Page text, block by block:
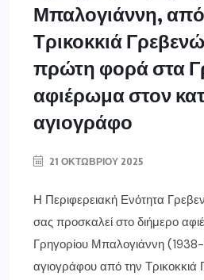
Μπαλογιάννη,
Τρικοκκιά
πρώτη φορά στα
αφιέρωμα στον
αγιογράφο
21 ΟΚΤΩΒΡΊΟΥ 2025
Η Περιφερειακή Ενότητα
σας προσκαλεί στο διήμερο
Γρηγορίου Μπαλογιάννη
αγιογράφου από την Τρικοκκιά